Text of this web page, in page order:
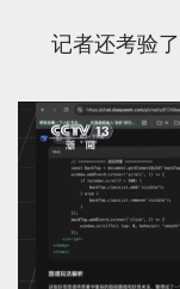
记者还考验